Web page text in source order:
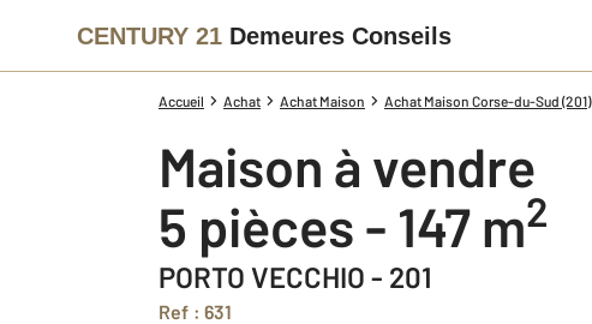
CENTURY 21 Demeures Conseils
Accueil Achat Achat Maison Achat Maison Corse-du-Sud (201)
Maison à vendre
5 pièces - 147 m2
PORTO VECCHIO - 201
Ref : 631